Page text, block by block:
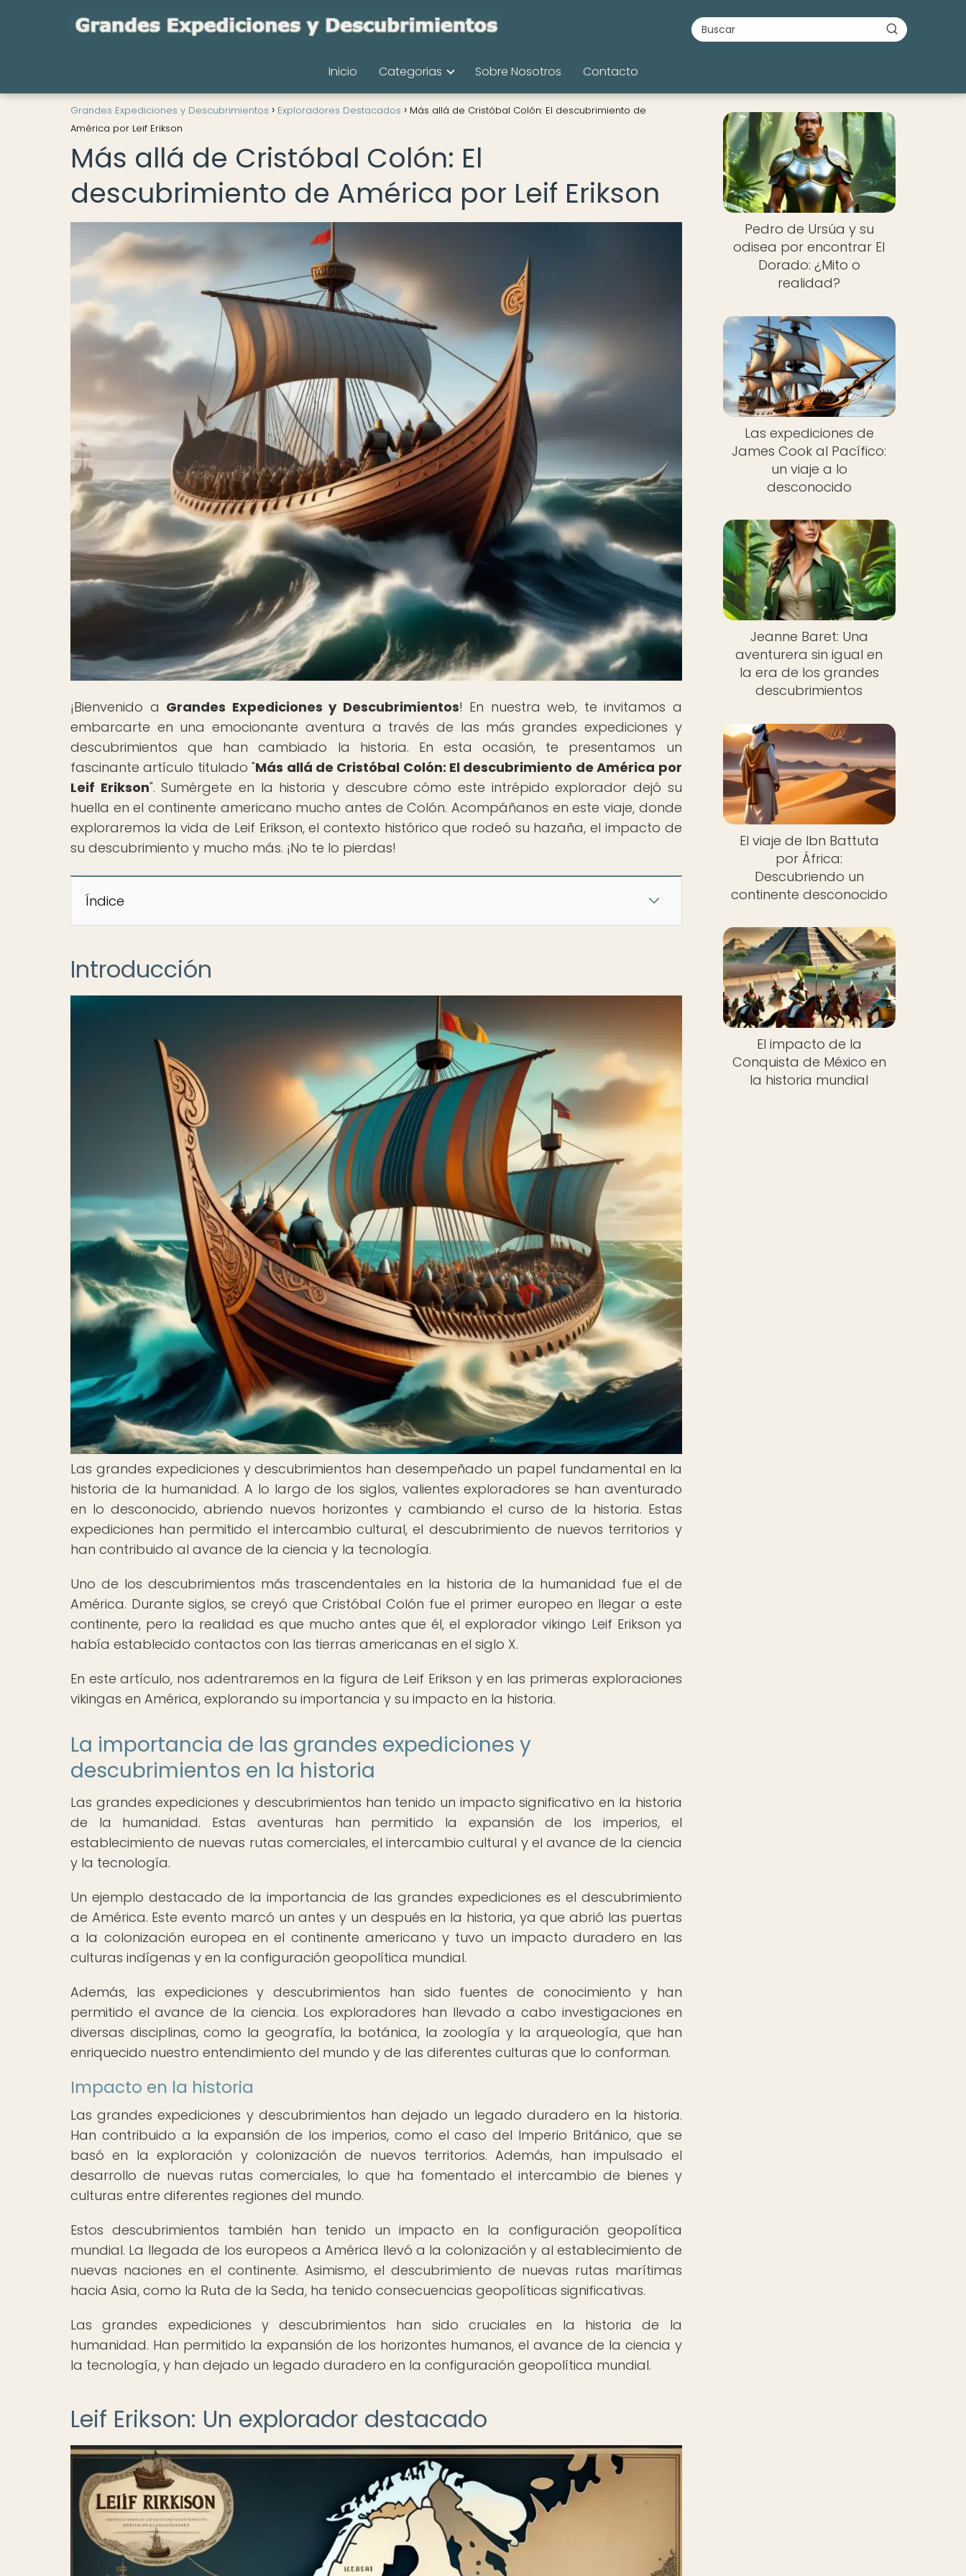
Inicio Categorias Sobre Nosotros Contacto
Grandes Expediciones y Descubrimientos Exploradores Destacados
Más allá de Cristóbal Colón: El descubrimiento de
América por Leif Erikson
Más allá de Cristóbal Colón: El
descubrimiento de América por Leif Erikson
¡Bienvenido a Grandes Expediciones y Descubrimientos! En nuestra web, te invitamos a
embarcarte en una emocionante aventura a través de las más grandes expediciones y
descubrimientos que han cambiado la historia. En esta ocasión, te presentamos un
fascinante artículo titulado "Más allá de Cristóbal Colón: El descubrimiento de América por
Leif Erikson". Sumérgete en la historia y descubre cómo este intrépido explorador dejó su
huella en el continente americano mucho antes de Colón. Acompáñanos en este viaje, donde
exploraremos la vida de Leif Erikson, el contexto histórico que rodeó su hazaña, el impacto de
su descubrimiento y mucho más. ¡No te lo pierdas!
Índice
Introducción
Las grandes expediciones y descubrimientos han desempeñado un papel fundamental en la
historia de la humanidad. A lo largo de los siglos, valientes exploradores se han aventurado
en lo desconocido, abriendo nuevos horizontes y cambiando el curso de la historia. Estas
expediciones han permitido el intercambio cultural, el descubrimiento de nuevos territorios y
han contribuido al avance de la ciencia y la tecnología.
Uno de los descubrimientos más trascendentales en la historia de la humanidad fue el de
América. Durante siglos, se creyó que Cristóbal Colón fue el primer europeo en llegar a este
continente, pero la realidad es que mucho antes que él, el explorador vikingo Leif Erikson ya
había establecido contactos con las tierras americanas en el siglo X.
En este artículo, nos adentraremos en la figura de Leif Erikson y en las primeras exploraciones
vikingas en América, explorando su importancia y su impacto en la historia.
La importancia de las grandes expediciones y
descubrimientos en la historia
Las grandes expediciones y descubrimientos han tenido un impacto significativo en la historia
de la humanidad. Estas aventuras han permitido la expansión de los imperios, el
establecimiento de nuevas rutas comerciales, el intercambio cultural y el avance de la ciencia
y la tecnología.
Un ejemplo destacado de la importancia de las grandes expediciones es el descubrimiento
de América. Este evento marcó un antes y un después en la historia, ya que abrió las puertas
a la colonización europea en el continente americano y tuvo un impacto duradero en las
culturas indígenas y en la configuración geopolítica mundial.
Además, las expediciones y descubrimientos han sido fuentes de conocimiento y han
permitido el avance de la ciencia. Los exploradores han llevado a cabo investigaciones en
diversas disciplinas, como la geografía, la botánica, la zoología y la arqueología, que han
enriquecido nuestro entendimiento del mundo y de las diferentes culturas que lo conforman.
Impacto en la historia
Las grandes expediciones y descubrimientos han dejado un legado duradero en la historia.
Han contribuido a la expansión de los imperios, como el caso del Imperio Británico, que se
basó en la exploración y colonización de nuevos territorios. Además, han impulsado el
desarrollo de nuevas rutas comerciales, lo que ha fomentado el intercambio de bienes y
culturas entre diferentes regiones del mundo.
Estos descubrimientos también han tenido un impacto en la configuración geopolítica
mundial. La llegada de los europeos a América llevó a la colonización y al establecimiento de
nuevas naciones en el continente. Asimismo, el descubrimiento de nuevas rutas marítimas
hacia Asia, como la Ruta de la Seda, ha tenido consecuencias geopolíticas significativas.
Las grandes expediciones y descubrimientos han sido cruciales en la historia de la
humanidad. Han permitido la expansión de los horizontes humanos, el avance de la ciencia y
la tecnología, y han dejado un legado duradero en la configuración geopolítica mundial.
Leif Erikson: Un explorador destacado
Pedro de Ursúa y su
odisea por encontrar El
Dorado: ¿Mito o
realidad?
Las expediciones de
James Cook al Pacífico:
un viaje a lo
desconocido
Jeanne Baret: Una
aventurera sin igual en
la era de los grandes
descubrimientos
El viaje de Ibn Battuta
por África:
Descubriendo un
continente desconocido
El impacto de la
Conquista de México en
la historia mundial